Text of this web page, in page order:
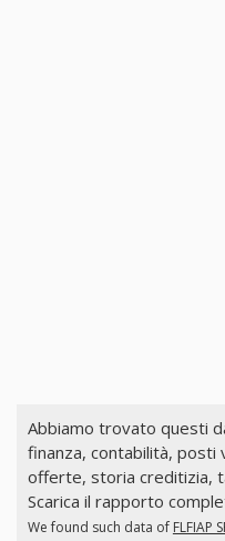
Abbiamo trovato questi
finanza, contabilità, posti
offerte, storia creditizia,
Scarica il rapporto
We found such data of FLFIAP